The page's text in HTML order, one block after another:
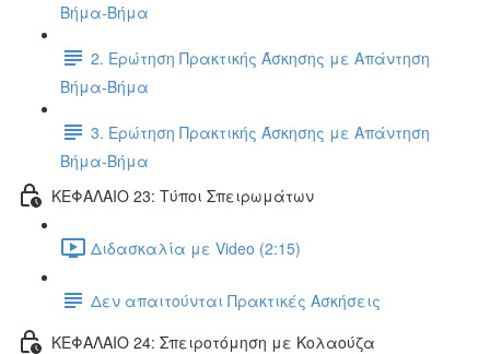
Βήμα-Βήμα
2. Ερώτηση Πρακτικής Άσκησης με Απάντηση
Βήμα-Βήμα
3. Ερώτηση Πρακτικής Άσκησης με Απάντηση
Βήμα-Βήμα
ΚΕΦΑΛΑΙΟ 23: Τύποι Σπειρωμάτων
Διδασκαλία με Video (2:15)
Δεν απαιτούνται Πρακτικές Ασκήσεις
ΚΕΦΑΛΑΙΟ 24: Σπειροτόμηση με Κολαούζα